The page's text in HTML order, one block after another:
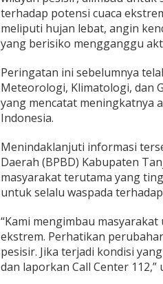
k
s
t
r
m
M
a
s
u
B
u
a
n
e
s
e
m
b
terhadap potensi cuaca
meliputi hujan lebat, angin
yang berisiko mengganggu
Peringatan ini sebelumnya
Meteorologi, Klimatologi, dan
yang mencatat meningkatnya
Indonesia.
Menindaklanjuti informasi
Daerah (BPBD) Kabupaten
masyarakat terutama yang
untuk selalu waspada
“Kami mengimbau
ekstrem. Perhatikan
pesisir. Jika terjadi kondisi
dan laporkan Call Center 112,”